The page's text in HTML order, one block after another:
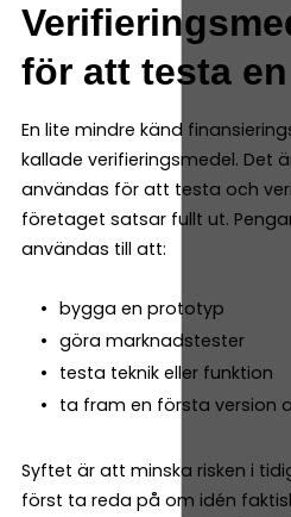
för att testa
En lite mindre känd
kallade verifieringsmedel. Det
användas för att testa och
företaget satsar fullt ut.
användas till att:
bygga en prototyp
göra marknadstester
testa teknik eller funktion
ta fram en första version
Syftet är att minska risken i
först ta reda på om idén